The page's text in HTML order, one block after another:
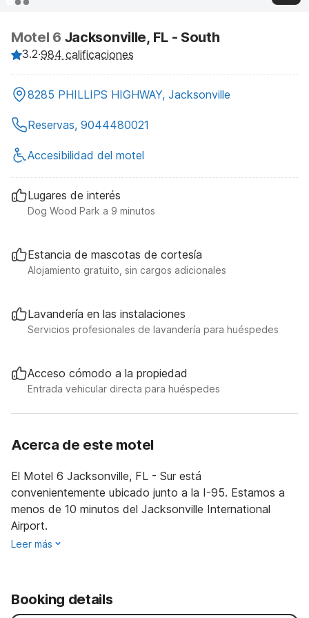
Motel 6 Jacksonville, FL - South
3.2·984 calificaciones
8285 PHILLIPS HIGHWAY, Jacksonville
Reservas, 9044480021
Accesibilidad del motel
Lugares de interés
Dog Wood Park a 9 minutos
Estancia de mascotas de cortesía
Alojamiento gratuito, sin cargos adicionales
Lavandería en las instalaciones
Servicios profesionales de lavandería para huéspedes
Acceso cómodo a la propiedad
Entrada vehicular directa para huéspedes
Acerca de este motel
El Motel 6 Jacksonville, FL - Sur está
convenientemente ubicado junto a la I-95. Estamos a
menos de 10 minutos del Jacksonville International
Airport.
Leer más
Booking details